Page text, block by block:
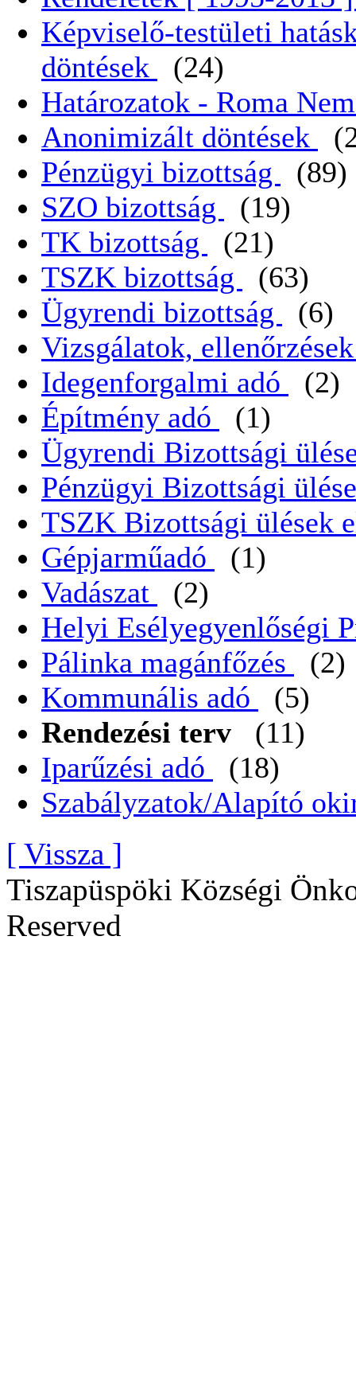
Képviselő-testületi
döntések
(24)
Határozatok - Roma
Anonimizált döntések
Pénzügyi bizottság
(89)
SZO bizottság
(19)
TK bizottság
(21)
TSZK bizottság
(63)
Ügyrendi bizottság
(6)
Vizsgálatok,
Idegenforgalmi adó
(2)
Építmény adó
(1)
Ügyrendi Bizottsági
Pénzügyi Bizottsági
TSZK Bizottsági ülések
Gépjarműadó
(1)
Vadászat
(2)
Helyi Esélyegyenlőségi
Pálinka magánfőzés
(2)
Kommunális adó
(5)
Rendezési terv
(11)
Iparűzési adó
(18)
Szabályzatok/Alapító
[ Vissza ]
Tiszapüspöki Községi
Reserved